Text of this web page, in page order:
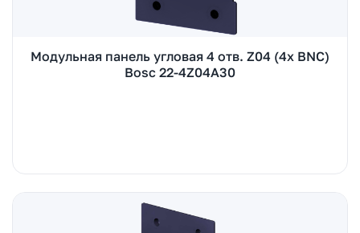
Модульная панель угловая 4 отв. Z04 (4x BNC)
Bosc 22-4Z04A30